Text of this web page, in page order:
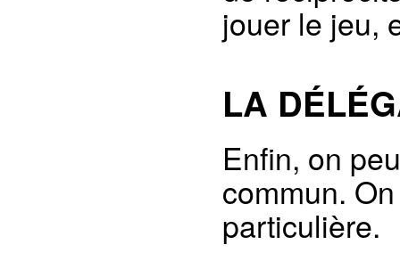
jouer le jeu,
LA
Enfin, on
commun.
particulière.